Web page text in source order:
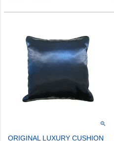
BED ROOM ベッドルーム
My Page
CONTACT お問い合わせ
ORIGINAL LUXURY CUSHION